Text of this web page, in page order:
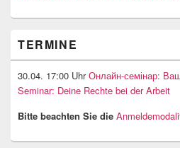
TERMINE
30.04. 17:00 UhrОнлайн-семінар:
Seminar: Deine Rechte bei der Arbeit
Bitte beachten Sie die